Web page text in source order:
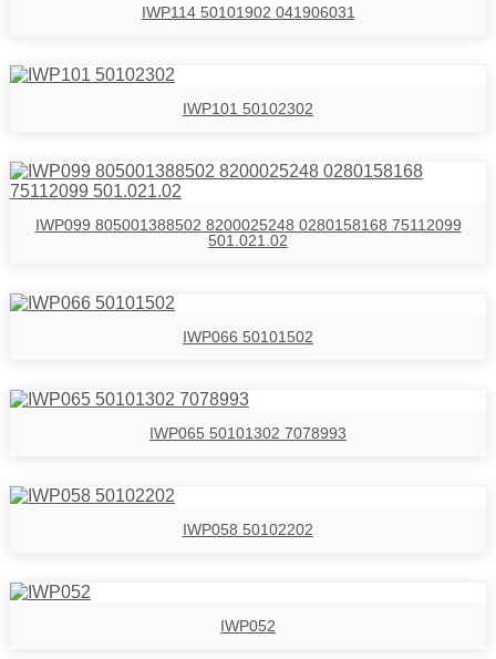
IWP114 50101902 041906031
IWP101 50102302
IWP099 805001388502 8200025248 0280158168 75112099
501.021.02
IWP066 50101502
IWP065 50101302 7078993
IWP058 50102202
IWP052